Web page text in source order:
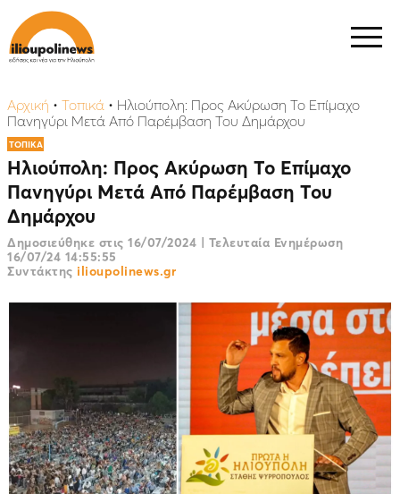
Αρχική • Τοπικά • Ηλιούπολη: Προς Ακύρωση Το Επίμαχο
Πανηγύρι Μετά Από Παρέμβαση Του Δημάρχου
ΤΟΠΙΚΑ
Ηλιούπολη: Προς Ακύρωση Το Επίμαχο
Πανηγύρι Μετά Από Παρέμβαση Του
Δημάρχου
Δημοσιεύθηκε στις 16/07/2024 | Τελευταία Ενημέρωση
16/07/24 14:55:55
Συντάκτης ilioupolinews.gr